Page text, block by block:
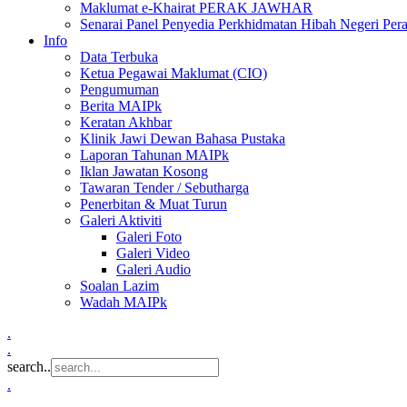
Maklumat e-Khairat PERAK JAWHAR
Senarai Panel Penyedia Perkhidmatan Hibah Negeri
Info
Data Terbuka
Ketua Pegawai Maklumat (CIO)
Pengumuman
Berita MAIPk
Keratan Akhbar
Klinik Jawi Dewan Bahasa Pustaka
Laporan Tahunan MAIPk
Iklan Jawatan Kosong
Tawaran Tender / Sebutharga
Penerbitan & Muat Turun
Galeri Aktiviti
Galeri Foto
Galeri Video
Galeri Audio
Soalan Lazim
Wadah MAIPk
.
.
search..
.